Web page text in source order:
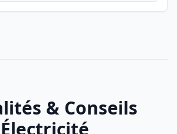
& Conseils
Électricité